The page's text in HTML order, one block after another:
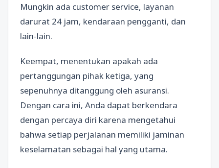
Mungkin ada customer service, layanan
darurat 24 jam, kendaraan pengganti, dan
lain-lain.
Keempat, menentukan apakah ada
pertanggungan pihak ketiga, yang
sepenuhnya ditanggung oleh asuransi.
Dengan cara ini, Anda dapat berkendara
dengan percaya diri karena mengetahui
bahwa setiap perjalanan memiliki jaminan
keselamatan sebagai hal yang utama.